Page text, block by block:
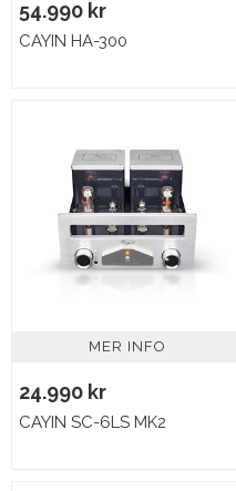
54.990 kr
CAYIN HA-300
MER INFO
24.990 kr
CAYIN SC-6LS MK2